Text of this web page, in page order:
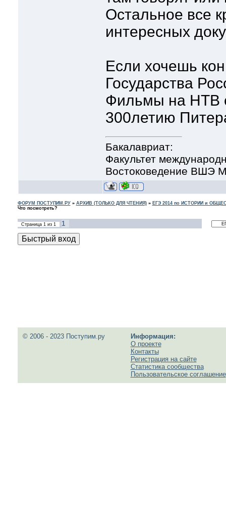
Остальное все
интересных
Если хочешь
Государства
Фильмы на НТВ
300летию
Бакалавриат:
Факультет
Востоковедение ВШЭ
ФОРУМ ПОСТУПИМ.РУ» АРХИВ (ТОЛЬКО ДЛЯ ЧТЕНИЯ)» ЕГЭ 2014 по ИСТОРИИ и
Что посмотреть?
Страница 1из 1 1
© 2006 - 2023 Поступим.ру
Информация:
О проекте
Контакты
Регистрация на сайте
Статистика сообщества
Пользовательское соглашение